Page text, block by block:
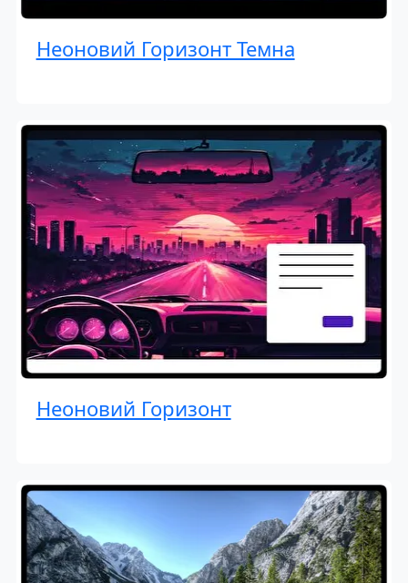
Неоновий Горизонт Темна
Неоновий Горизонт